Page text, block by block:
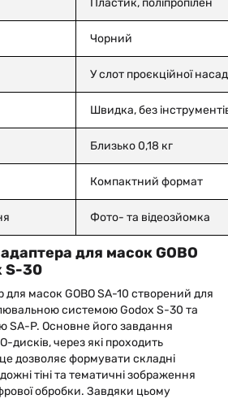
Чорний
У слот проєкційної
Швидка, без
Близько 0,18 кг
Компактний формат
Фото- та відеозйомка
для масок GOBO
S-30
масок GOBO SA-10 створений для
системою Godox S-30 та
SA-P. Основне його завдання
дисків, через які проходить
дозволяє формувати складні
тіні та тематичні зображення
обробки. Завдяки цьому